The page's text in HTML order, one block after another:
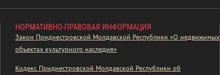
НОРМАТИВНО-ПРАВОВАЯ ИНФОРМАЦИЯ
Закон Приднестровской Молдавской Республики «О недвижимых
объектах культурного наследия»
Кодекс Приднестровской Молдавской Республики об